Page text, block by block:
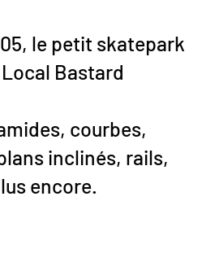
le petit skatepark
Bastard
courbes,
inclinés, rails,
encore.